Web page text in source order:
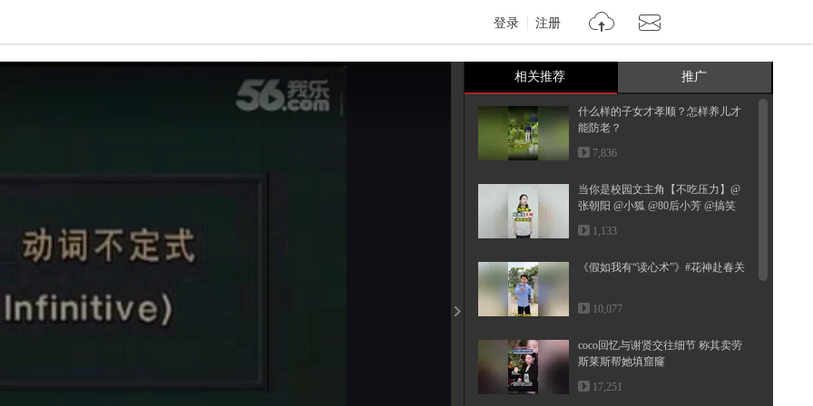
登录 注册
相关推荐 推广
什么样的子女才孝顺？怎样养儿才
能防老？
7,836
当你是校园文主角【不吃压力】@
张朝阳 @小狐 @80后小芳 @搞笑
狐
1,133
《假如我有“读心术”》#花神赴春关
10,077
coco回忆与谢贤交往细节 称其卖劳
斯莱斯帮她填窟窿
17,251